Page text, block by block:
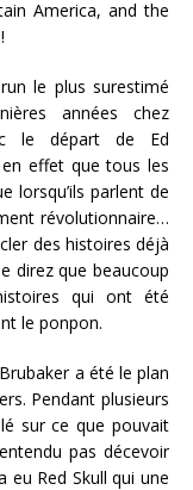
America, and the
le plus surestimé
années chez
le départ de Ed
effet que tous les
lorsqu’ils parlent de
révolutionnaire…
des histoires déjà
direz que beaucoup
qui ont été
le ponpon.
a été le plan
Pendant plusieurs
sur ce que pouvait
pas décevoir
eu Red Skull qui une